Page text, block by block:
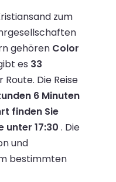
zum
gehören Color
es 33
Route. Die Reise
6 Minuten
finden Sie
unter 17:30 . Die
und
bestimmten